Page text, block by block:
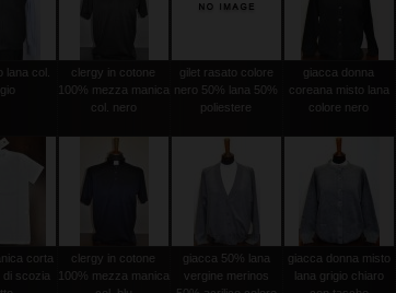
lana col.
clergy in cotone
100% mezza manica
col. nero
gilet rasato colore
nero 50% lana 50%
poliestere
giacca donna
coreana misto lana
colore nero
corta
di scozia
clergy in cotone
100% mezza manica
giacca 50% lana
vergine merinos
giacca donna misto
lana grigio chiaro